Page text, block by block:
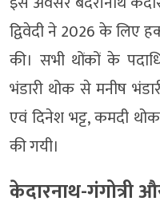
द्विवेदी ने 2026 के लिए
की। सभी थोंकों के
भंडारी थोक से मनीष
एवं दिनेश भट्ट, कमदी
की गयी।
केदारनाथ-गंगोत्री